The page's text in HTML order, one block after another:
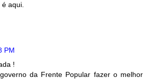
aqui.
PM
!
da Frente Popular fazer o melhor